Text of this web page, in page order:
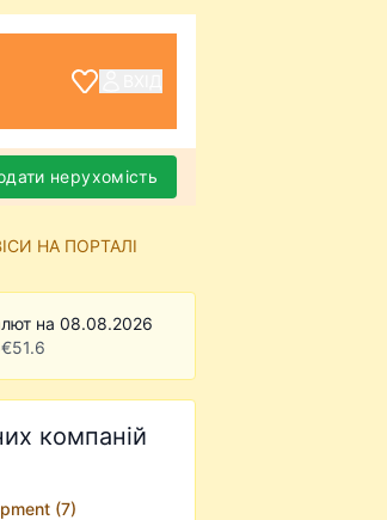
нерухомість
НА ПОРТАЛІ
на 08.08.2026
€51.6
компаній
(7)